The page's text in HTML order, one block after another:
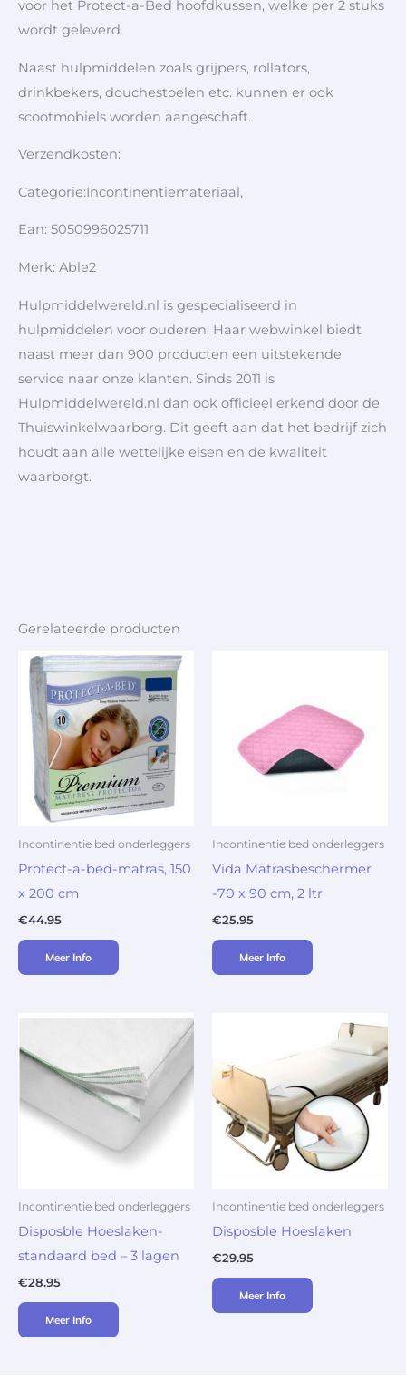
voor het Protect-a-Bed hoofdkussen, welke per 2 stuks
wordt geleverd.
Naast hulpmiddelen zoals grijpers, rollators,
drinkbekers, douchestoelen etc. kunnen er ook
scootmobiels worden aangeschaft.
Verzendkosten:
Categorie:Incontinentiemateriaal,
Ean: 5050996025711
Merk: Able2
Hulpmiddelwereld.nl is gespecialiseerd in
hulpmiddelen voor ouderen. Haar webwinkel biedt
naast meer dan 900 producten een uitstekende
service naar onze klanten. Sinds 2011 is
Hulpmiddelwereld.nl dan ook officieel erkend door de
Thuiswinkelwaarborg. Dit geeft aan dat het bedrijf zich
houdt aan alle wettelijke eisen en de kwaliteit
waarborgt.
Gerelateerde producten
Incontinentie bed onderleggers
Protect-a-bed-matras, 150
x 200 cm
€44.95
Meer Info
Incontinentie bed onderleggers
Vida Matrasbeschermer
-70 x 90 cm, 2 ltr
€25.95
Meer Info
Incontinentie bed onderleggers
Disposble Hoeslaken-
standaard bed – 3 lagen
€28.95
Meer Info
Incontinentie bed onderleggers
Disposble Hoeslaken
€29.95
Meer Info